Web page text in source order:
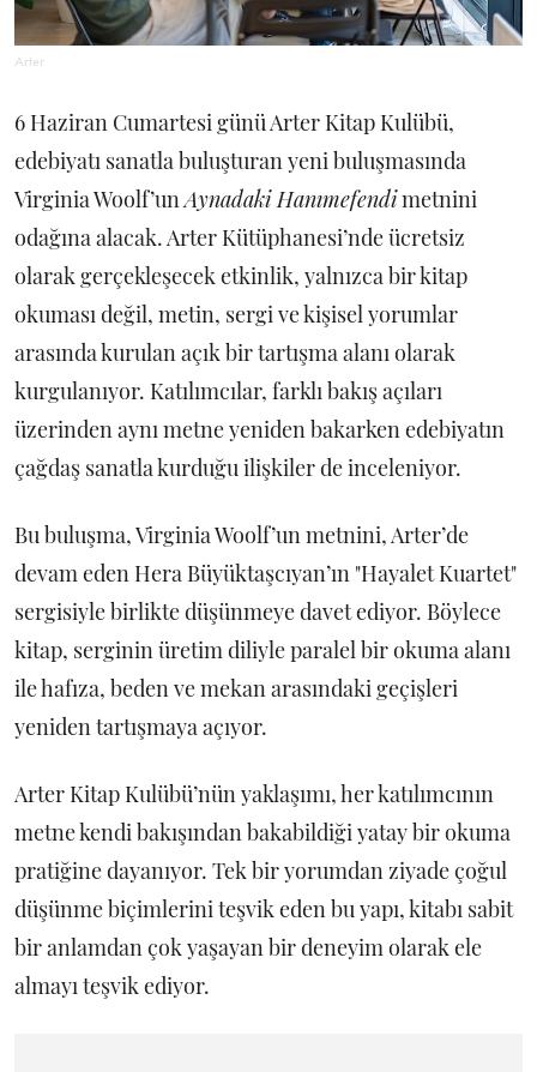
Arter
6 Haziran Cumartesi günü Arter Kitap Kulübü,
edebiyatı sanatla buluşturan yeni buluşmasında
Virginia Woolf’unAynadaki Hanımefendimetnini
odağına alacak. Arter Kütüphanesi’nde ücretsiz
olarak gerçekleşecek etkinlik, yalnızca bir kitap
okuması değil, metin, sergi ve kişisel yorumlar
arasında kurulan açık bir tartışma alanı olarak
kurgulanıyor. Katılımcılar, farklı bakış açıları
üzerinden aynı metne yeniden bakarken edebiyatın
çağdaş sanatla kurduğu ilişkiler de inceleniyor.
Bu buluşma, Virginia Woolf’un metnini, Arter’de
devam eden Hera Büyüktaşcıyan’ın "Hayalet Kuartet"
sergisiyle birlikte düşünmeye davet ediyor. Böylece
kitap, serginin üretim diliyle paralel bir okuma alanı
ile hafıza, beden ve mekan arasındaki geçişleri
yeniden tartışmaya açıyor.
Arter Kitap Kulübü’nün yaklaşımı, her katılımcının
metne kendi bakışından bakabildiği yatay bir okuma
pratiğine dayanıyor. Tek bir yorumdan ziyade çoğul
düşünme biçimlerini teşvik eden bu yapı, kitabı sabit
bir anlamdan çok yaşayan bir deneyim olarak ele
almayı teşvik ediyor.